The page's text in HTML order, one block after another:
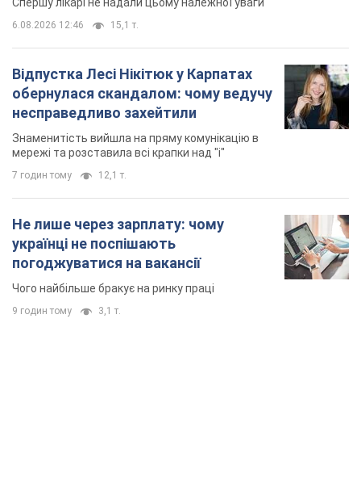
Спершу лікарі не надали цьому належної уваги
6.08.2026 12:46 15,1 т.
Відпустка Лесі Нікітюк у Карпатах
обернулася скандалом: чому ведучу
несправедливо захейтили
Знаменитість вийшла на пряму комунікацію в
мережі та розставила всі крапки над "і"
7 годин тому 12,1 т.
Не лише через зарплату: чому
українці не поспішають
погоджуватися на вакансії
Чого найбільше бракує на ринку праці
9 годин тому 3,1 т.